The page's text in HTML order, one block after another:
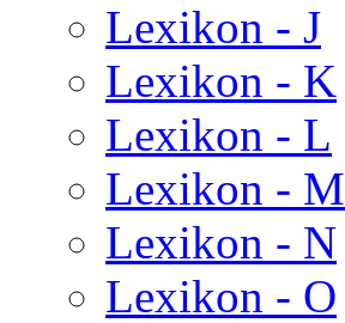
Lexikon - J
Lexikon - K
Lexikon - L
Lexikon - M
Lexikon - N
Lexikon - O